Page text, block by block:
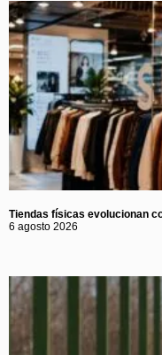
Tiendas físicas evolucionan
6 agosto 2026